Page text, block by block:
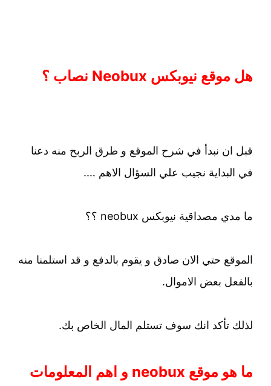
هل موقع نيوبكس Neobux نصاب ؟
قبل ان نبدأ في شرح الموقع و طرق الربح منه دعنا
في البداية نجيب علي السؤال الاهم ….
ما مدي مصداقية نيوبكس neobux ؟؟
الموقع حتي الان صادق و يقوم بالدفع و قد استلمنا منه
بالفعل بعض الاموال.
لذلك تأكد انك سوف تستلم المال الخاص بك.
ما هو موقع neobux و اهم المعلومات